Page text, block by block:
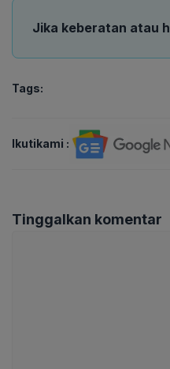
Jika keberatan atau
Tags:
Ikutikami :
Tinggalkan komentar